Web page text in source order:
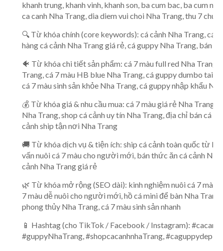
khanh trung, khanh vinh, khanh son, ba cum bac, ba cum
ca canh Nha Trang, dia diem vui choi Nha Trang, thu 7 chu
🔍 Từ khóa chính (core keywords): cá cảnh Nha Trang, cá
hàng cá cảnh Nha Trang giá rẻ, cá guppy Nha Trang, bán
🐠 Từ khóa chi tiết sản phẩm: cá 7 màu full red Nha Trang,
Trang, cá 7 màu HB blue Nha Trang, cá guppy dumbo tai
cá 7 màu sinh sản khỏe Nha Trang, cá guppy nhập khẩu
💰 Từ khóa giá & nhu cầu mua: cá 7 màu giá rẻ Nha Trang,
Nha Trang, shop cá cảnh uy tín Nha Trang, địa chỉ bán cá
cảnh ship tận nơi Nha Trang
🚚 Từ khóa dịch vụ & tiện ích: ship cá cảnh toàn quốc từ
vấn nuôi cá 7 màu cho người mới, bán thức ăn cá cảnh
cảnh Nha Trang giá rẻ
🌿 Từ khóa mở rộng (SEO dài): kinh nghiệm nuôi cá 7 màu
7 màu dễ nuôi cho người mới, hồ cá mini để bàn Nha
phong thủy Nha Trang, cá 7 màu sinh sản nhanh
📱 Hashtag (cho TikTok / Facebook / Instagram):
#guppyNhaTrang, #shopcacanhnhaTrang, #caguppydep,